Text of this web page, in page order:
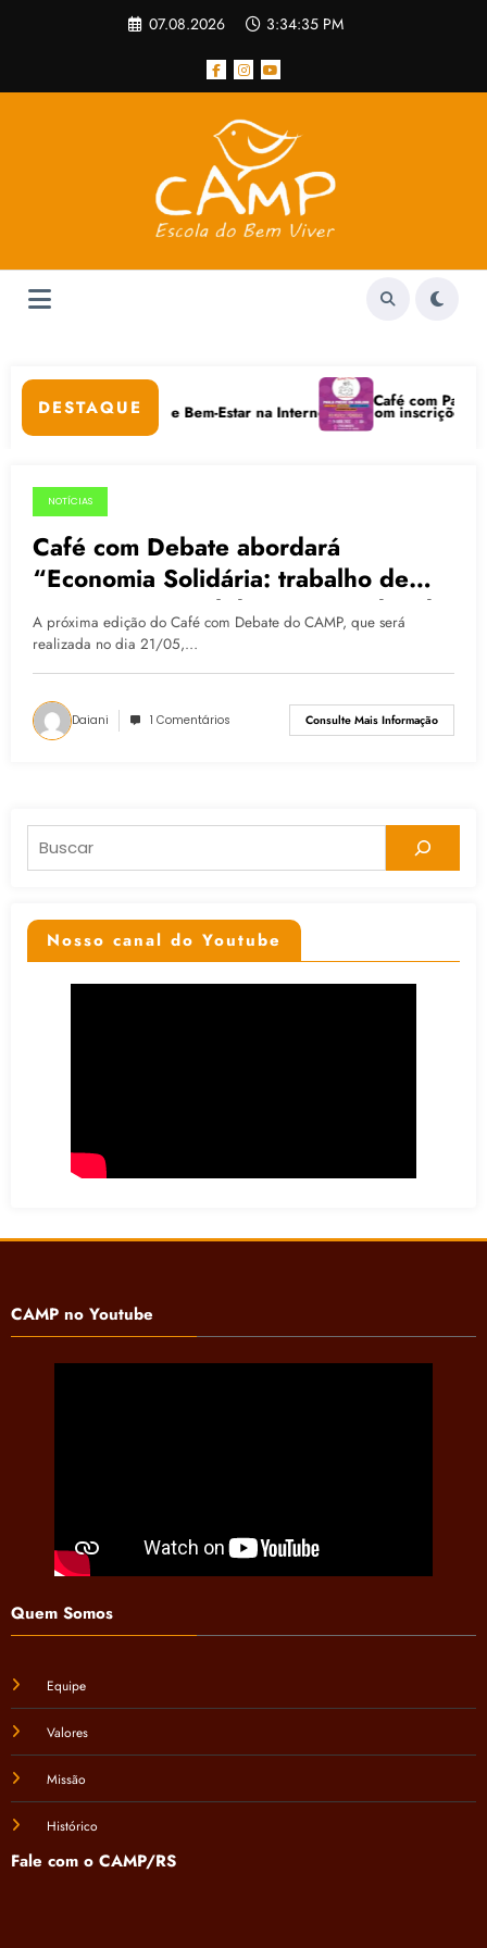
07.08.2026 3:34:35 PM
DESTAQUE
Cuidados Digitais e Bem-Estar na Internet está com inscrições abertas
Café com Paulo
08.05.2015
NOTÍCIAS
Café com Debate abordará
“Economia Solidária: trabalho de
organizações solidárias em redes de
relações”
A próxima edição do Café com Debate do CAMP, que será
realizada no dia 21/05,…
Daiani 1 Comentários Consulte Mais Informação
Pesquisar
Nosso canal do Youtube
CAMP no Youtube
Quem Somos
Equipe
Valores
Missão
Histórico
Fale com o CAMP/RS